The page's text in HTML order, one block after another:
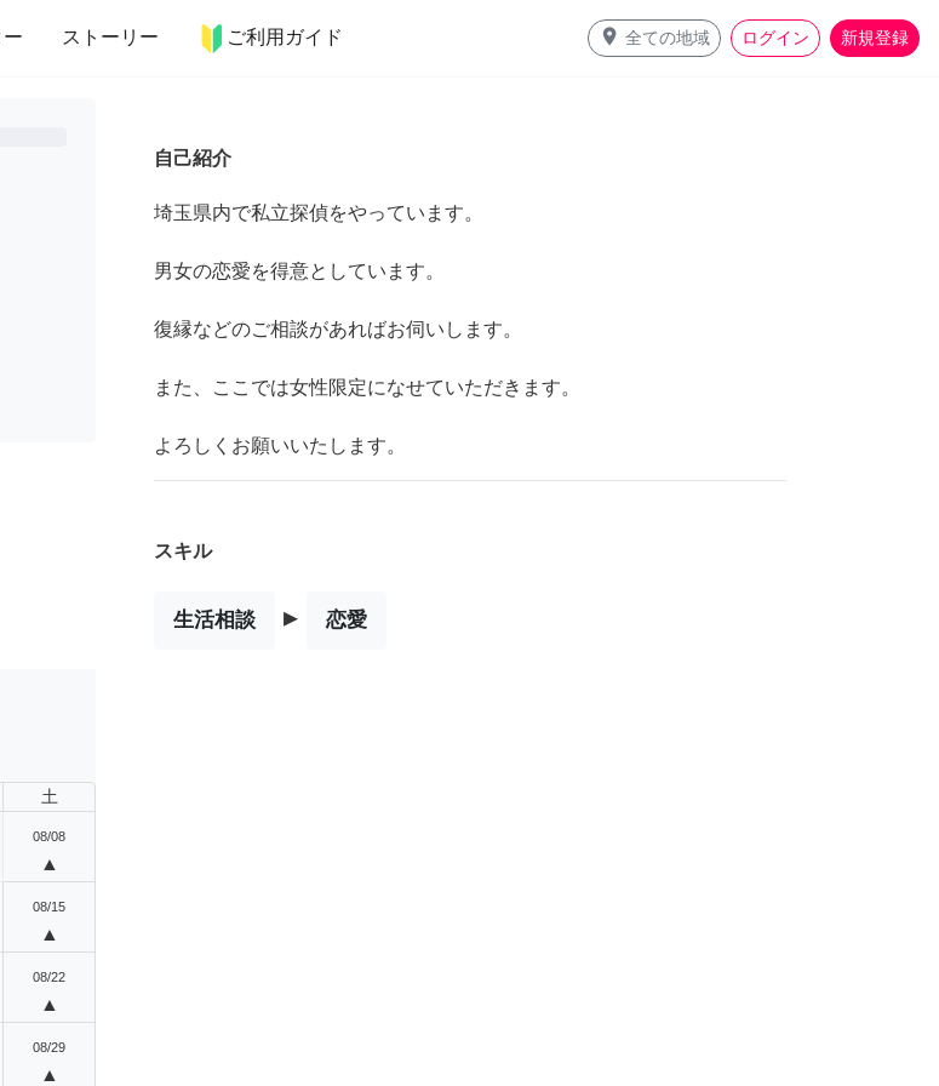
ストーリー ご利用ガイド place 全ての地域 ログイン 新規登録
趣味・習い事 ペット 料理
土
08/08
▲
08/15
▲
08/22
▲
08/29
▲
自己紹介
埼玉県内で私立探偵をやっています。
男女の恋愛を得意としています。
復縁などのご相談があればお伺いします。
また、ここでは女性限定になせていただきます。
よろしくお願いいたします。
スキル
生活相談 ▸ 恋愛